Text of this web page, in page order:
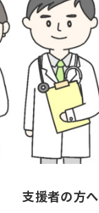
支援者の方へ